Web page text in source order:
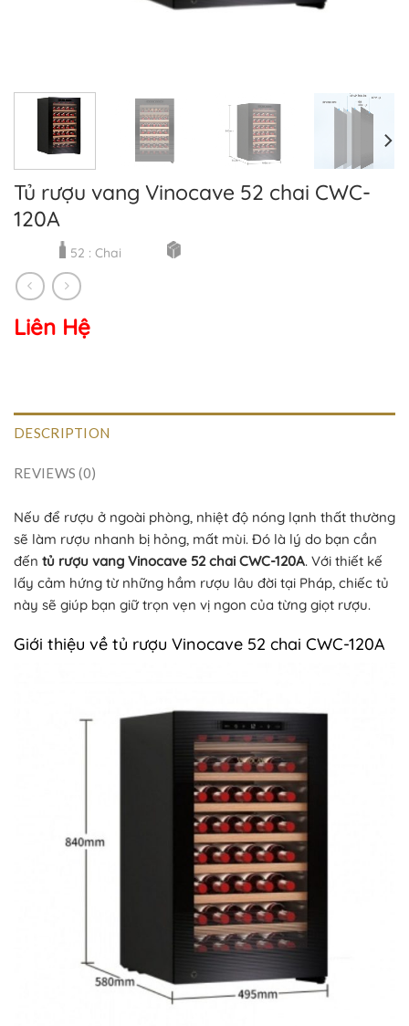
Tủ rượu vang Vinocave 52 chai CWC-
120A
52 : Chai
Liên Hệ
DESCRIPTION
REVIEWS (0)
Nếu để rượu ở ngoài phòng, nhiệt độ nóng lạnh thất thường
sẽ làm rượu nhanh bị hỏng, mất mùi. Đó là lý do bạn cần
đến tủ rượu vang Vinocave 52 chai CWC-120A. Với thiết kế
lấy cảm hứng từ những hầm rượu lâu đời tại Pháp, chiếc tủ
này sẽ giúp bạn giữ trọn vẹn vị ngon của từng giọt rượu.
Giới thiệu về tủ rượu Vinocave 52 chai CWC-120A